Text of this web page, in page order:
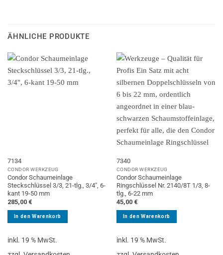
ÄHNLICHE PRODUKTE
7134
CONDOR WERKZEUG
Condor Schaumeinlage
Steckschlüssel 3/3, 21-tlg., 3/4″, 6-
kant 19-50 mm
285,00 €
In den Warenkorb
inkl. 19 % MwSt.
7340
CONDOR WERKZEUG
Condor Schaumeinlage
Ringschlüssel Nr. 2140/8T 1/3, 8-
tlg., 6-22 mm
45,00 €
In den Warenkorb
inkl. 19 % MwSt.